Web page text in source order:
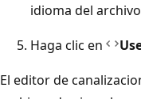
idioma del
Haga clic en
El editor de